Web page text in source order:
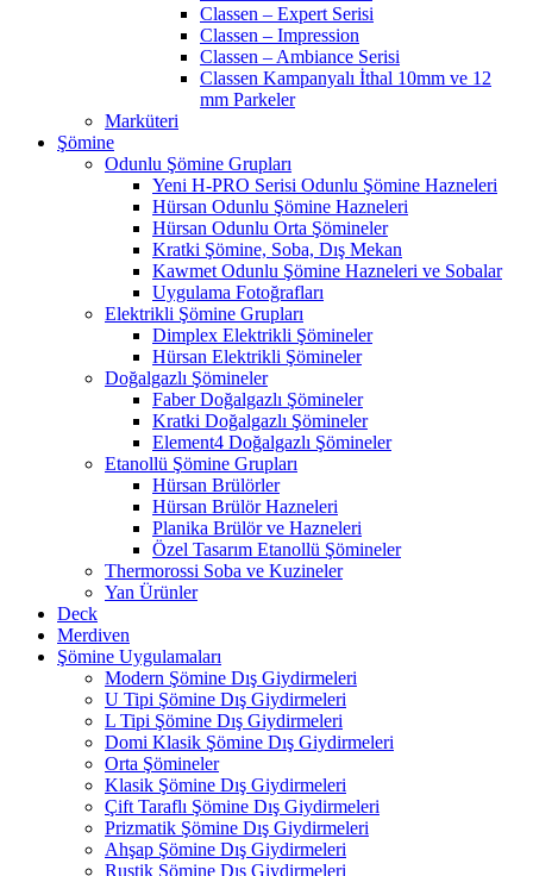
Classen – Expert Serisi
Classen – Impression
Classen – Ambiance Serisi
Classen Kampanyalı İthal 10mm ve 12
mm Parkeler
Marküteri
Şömine
Odunlu Şömine Grupları
Yeni H-PRO Serisi Odunlu Şömine Hazneleri
Hürsan Odunlu Şömine Hazneleri
Hürsan Odunlu Orta Şömineler
Kratki Şömine, Soba, Dış Mekan
Kawmet Odunlu Şömine Hazneleri ve Sobalar
Uygulama Fotoğrafları
Elektrikli Şömine Grupları
Dimplex Elektrikli Şömineler
Hürsan Elektrikli Şömineler
Doğalgazlı Şömineler
Faber Doğalgazlı Şömineler
Kratki Doğalgazlı Şömineler
Element4 Doğalgazlı Şömineler
Etanollü Şömine Grupları
Hürsan Brülörler
Hürsan Brülör Hazneleri
Planika Brülör ve Hazneleri
Özel Tasarım Etanollü Şömineler
Thermorossi Soba ve Kuzineler
Yan Ürünler
Deck
Merdiven
Şömine Uygulamaları
Modern Şömine Dış Giydirmeleri
U Tipi Şömine Dış Giydirmeleri
L Tipi Şömine Dış Giydirmeleri
Domi Klasik Şömine Dış Giydirmeleri
Orta Şömineler
Klasik Şömine Dış Giydirmeleri
Çift Taraflı Şömine Dış Giydirmeleri
Prizmatik Şömine Dış Giydirmeleri
Ahşap Şömine Dış Giydirmeleri
Rustik Şömine Dış Giydirmeleri